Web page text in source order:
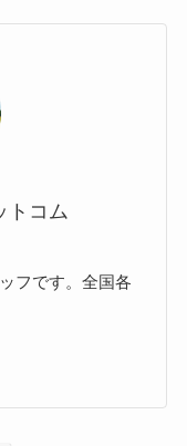
トコム
フです。全国各